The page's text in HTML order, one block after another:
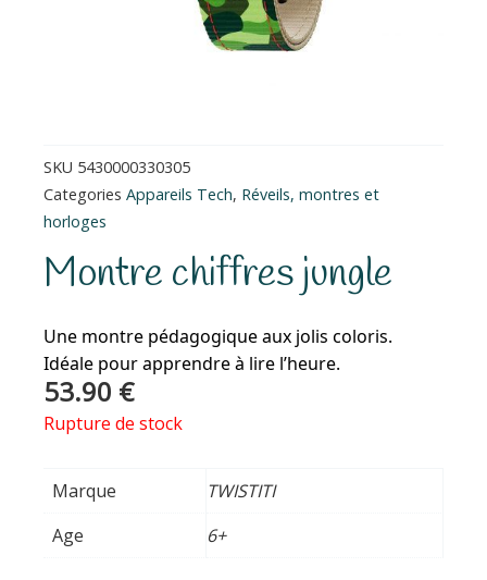
SKU 5430000330305
Categories Appareils Tech, Réveils, montres et
horloges
Montre chiffres jungle
Une montre pédagogique aux jolis coloris.
Idéale pour apprendre à lire l’heure.
53.90 €
Rupture de stock
Marque
TWISTITI
Age
6+